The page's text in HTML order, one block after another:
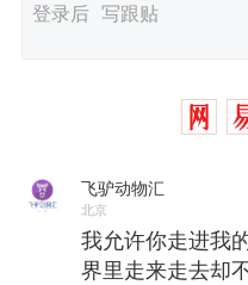
飞驴动物汇
北京
我允许你走进我
界里走来走去却